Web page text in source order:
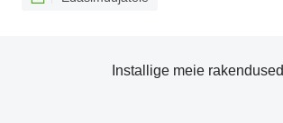
Installige meie rakendused